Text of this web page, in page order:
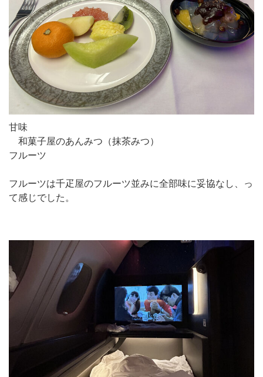
甘味
和菓子屋のあんみつ（抹茶みつ）
フルーツ
フルーツは千疋屋のフルーツ並みに全部味に妥協なし、っ
て感じでした。